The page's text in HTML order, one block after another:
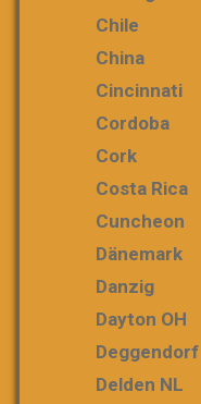
Chile
China
Cincinnati
Cordoba
Cork
Costa Rica
Cuncheon
Dänemark
Danzig
Dayton OH
Deggendorf
Delden NL